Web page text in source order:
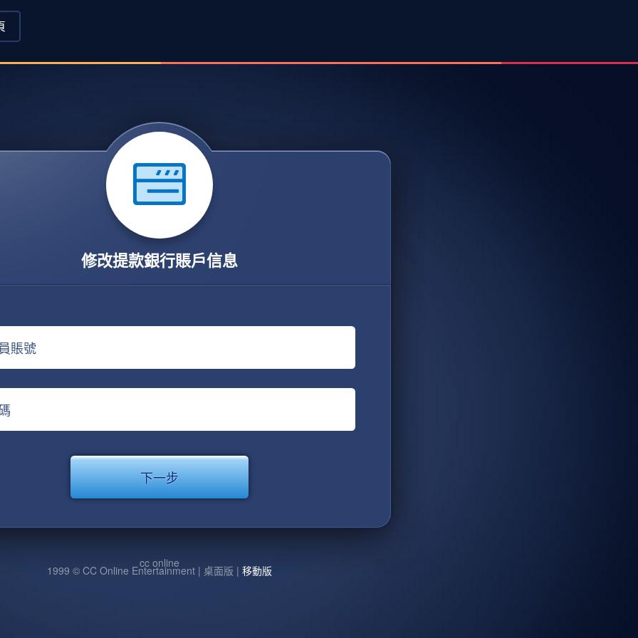
修改提款銀行賬戶信息
賬號
cc online
1999 © CC Online Entertainment | 桌面版 | 移動版